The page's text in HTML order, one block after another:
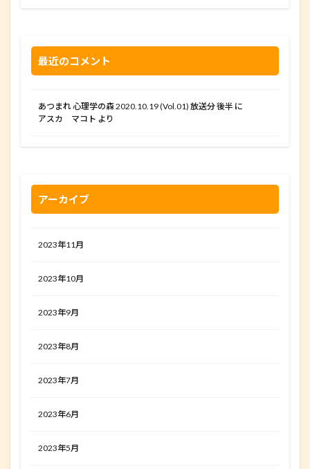
最近のコメント
あつまれ 心理学の森 2020.10.19 (Vol.01) 放送分 後半 に
アスカ マコト より
アーカイブ
2023年11月
2023年10月
2023年9月
2023年8月
2023年7月
2023年6月
2023年5月